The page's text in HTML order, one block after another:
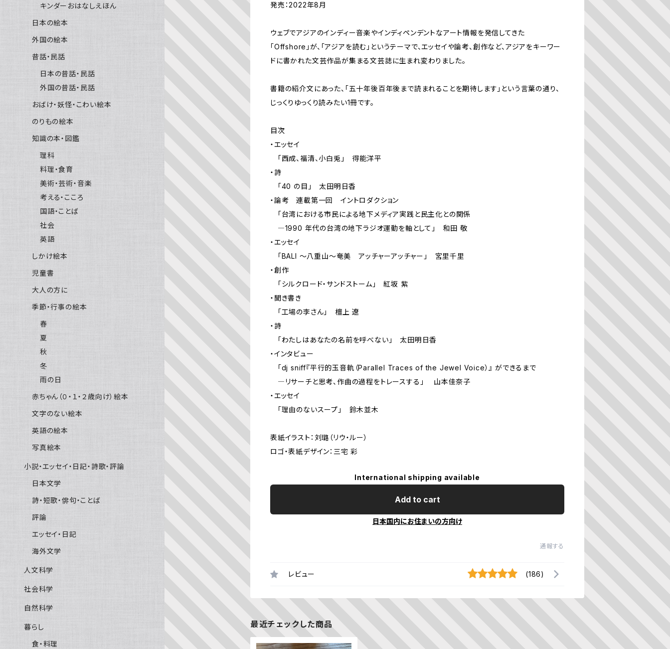
発売：2022年8月
ウェブでアジアのインディー音楽やインディペンデントなアート情報を発信してきた
「Offshore」が、「アジアを読む」というテーマで、エッセイや論考、創作など、アジアをキーワー
ドに書かれた文芸作品が集まる文芸誌に生まれ変わりました。
書籍の紹介文にあった、「五十年後百年後まで読まれることを期待します」という言葉の通り、
じっくりゆっくり読みたい1冊です。
目次
・エッセイ
「西成、福清、小白兎」 得能洋平
・詩
「40 の目」 太田明日香
・論考 連載第一回 イントロダクション
「台湾における市民による地下メディア実践と民主化との関係
―1990 年代の台湾の地下ラジオ運動を軸として」 和田 敬
・エッセイ
「BALI 〜八重山〜奄美 アッチャーアッチャー」 宮里千里
・創作
「シルクロード・サンドストーム」 紅坂 紫
・聞き書き
「工場の李さん」 檀上 遼
・詩
「わたしはあなたの名前を呼べない」 太田明日香
・インタビュー
「dj sniff『平行的玉音軌（Parallel Traces of the Jewel Voice）』 ができるまで
―リサーチと思考、作曲の過程をトレースする」 山本佳奈子
・エッセイ
「理由のないスープ」 鈴木並木
表紙イラスト：刘璐（リウ・ルー）
ロゴ・表紙デザイン：三宅 彩
International shipping available
Add to cart
日本国内にお住まいの方向け
通報する
レビュー (186)
最近チェックした商品
キンダーおはなしえほん
日本の絵本
外国の絵本
昔話・民話
日本の昔話・民話
外国の昔話・民話
おばけ・妖怪・こわい絵本
のりもの絵本
知識の本・図鑑
理科
料理・食育
美術・芸術・音楽
考える・こころ
国語・ことば
社会
英語
しかけ絵本
児童書
大人の方に
季節・行事の絵本
春
夏
秋
冬
雨の日
赤ちゃん（０・１・２歳向け）絵本
文字のない絵本
英語の絵本
写真絵本
小説・エッセイ・日記・詩歌・評論
日本文学
詩・短歌・俳句・ことば
評論
エッセイ・日記
海外文学
人文科学
社会科学
自然科学
暮らし
食・料理